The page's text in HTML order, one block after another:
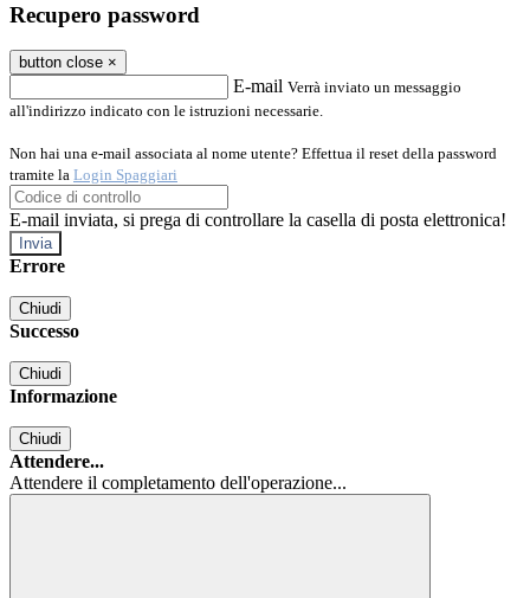
Recupero password
button close ×
E-mail Verrà inviato un messaggio
all'indirizzo indicato con le istruzioni necessarie.
Non hai una e-mail associata al nome utente? Effettua il reset della password
tramite la Login Spaggiari
E-mail inviata, si prega di controllare la casella di posta elettronica!
Errore
Chiudi
Successo
Chiudi
Informazione
Chiudi
Attendere...
Attendere il completamento dell'operazione...